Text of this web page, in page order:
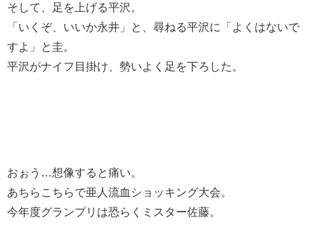
そして、足を上げる平沢。
「いくぞ、いいか永井」と、尋ねる平沢に「よくはないで
すよ」と圭。
平沢がナイフ目掛け、勢いよく足を下ろした。
おぉう…想像すると痛い。
あちらこちらで亜人流血ショッキング大会。
今年度グランプリは恐らくミスター佐藤。